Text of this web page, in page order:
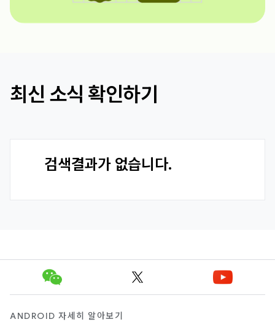
최신 소식 확인하기
검색결과가 없습니다.
ANDROID 자세히 알아보기